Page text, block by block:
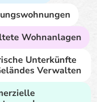
Wohnanlagen
Unterkünfte
Verwalten